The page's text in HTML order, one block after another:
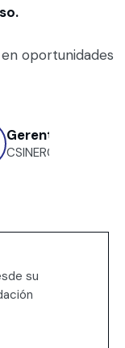
oportunidades
Gerente General
CSINERGIA
su